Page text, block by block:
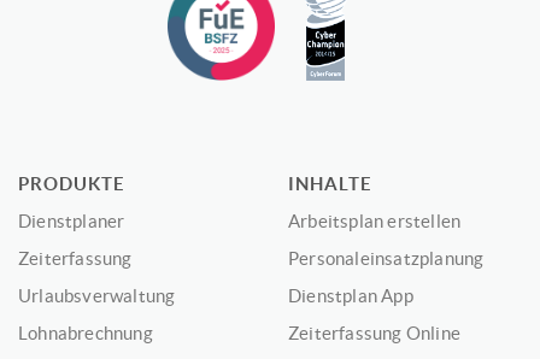
PRODUKTE
Dienstplaner
Zeiterfassung
Urlaubsverwaltung
Lohnabrechnung
INHALTE
Arbeitsplan erstellen
Personaleinsatzplanung
Dienstplan App
Zeiterfassung Online